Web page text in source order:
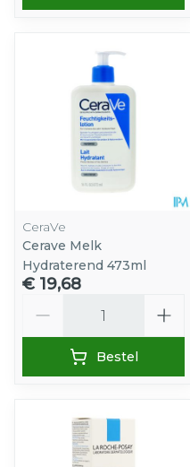
CeraVe
Cerave Melk
Hydraterend 473ml
€ 19,68
Bestel